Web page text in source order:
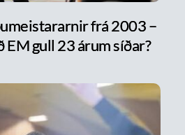
frá 2003 –
EM gull 23 árum síðar?